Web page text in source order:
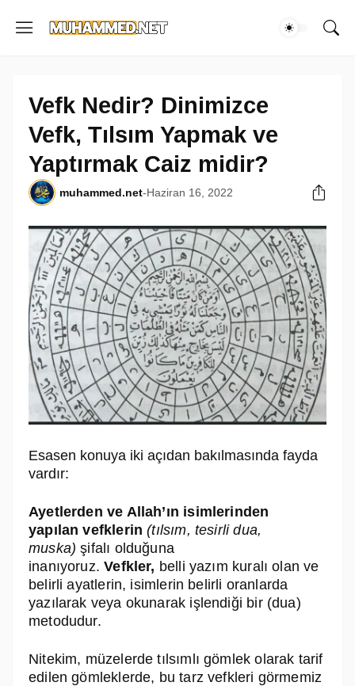
Vefk Nedir? Dinimizce
Vefk, Tılsım Yapmak ve
Yaptırmak Caiz midir?
muhammed.net-Haziran 16, 2022
Esasen konuya iki açıdan bakılmasında fayda
vardır:
Ayetlerden ve Allah’ın isimlerinden
yapılanvefklerin (tılsım, tesirli dua,
muska)şifalı olduğuna
inanıyoruz.Vefkler, belli yazım kuralı olan ve
belirli ayatlerin, isimlerin belirli oranlarda
yazılarak veya okunarak işlendiği bir (dua)
metodudur.
Nitekim, müzelerde tılsımlı gömlek olarak tarif
edilen gömleklerde, bu tarz vefkleri görmemiz